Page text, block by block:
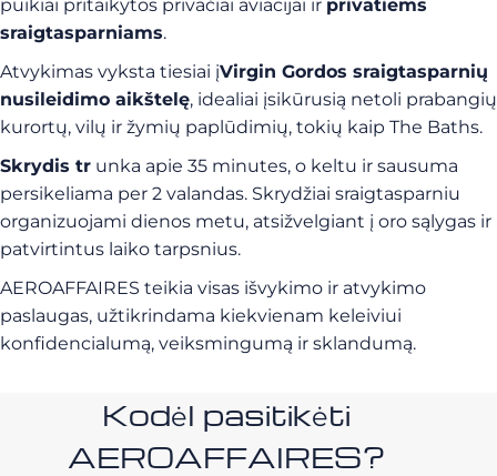
puikiai pritaikytos privačiai aviacijai ir privatiems
sraigtasparniams.
Atvykimas vyksta tiesiai įVirgin Gordos sraigtasparnių
nusileidimo aikštelę, idealiai įsikūrusią netoli prabangių
kurortų, vilų ir žymių paplūdimių, tokių kaip The Baths.
Skrydis tr unka apie 35 minutes, o keltu ir sausuma
persikeliama per 2 valandas. Skrydžiai sraigtasparniu
organizuojami dienos metu, atsižvelgiant į oro sąlygas ir
patvirtintus laiko tarpsnius.
AEROAFFAIRES teikia visas išvykimo ir atvykimo
paslaugas, užtikrindama kiekvienam keleiviui
konfidencialumą, veiksmingumą ir sklandumą.
Kodėl pasitikėti
AEROAFFAIRES?